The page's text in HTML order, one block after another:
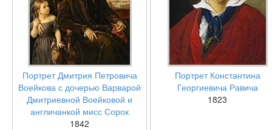
Портрет Дмитрия Петровича
Воейкова с дочерью Варварой
Дмитриевной Воейковой и
англичанкой мисс Сорок
1842
Портрет Константина
Георгиевича Равича
1823